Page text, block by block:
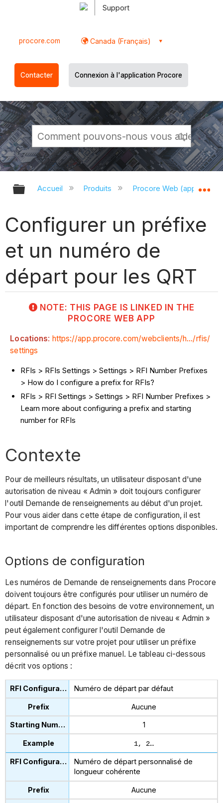
Support
procore.com Canada (Français)
Contacter Connexion à l'application Procore
Développer/réduire la hiérarchie
Accueil Produits Procore Web
Configurer un préfixe
et un numéro de
départ pour les QRT
NOTE: THIS PAGE IS LINKED IN THE
PROCORE WEB APP
Locations: https://app.procore.com/webclients/h.../rfis/
settings
RFIs > RFIs Settings > Settings > RFI Number Prefixes
> How do I configure a prefix for RFIs?
RFIs > RFI Settings > Settings > RFI Number Prefixes >
Learn more about configuring a prefix and starting
number for RFIs
Contexte
Pour de meilleurs résultats, un utilisateur disposant d'une
autorisation de niveau « Admin » doit toujours configurer
l'outil Demande de renseignements au début d'un projet.
Pour vous aider dans cette étape de configuration, il est
important de comprendre les différentes options disponibles.
Options de configuration
Les numéros de Demande de renseignements dans Procore
doivent toujours être configurés pour utiliser un numéro de
départ. En fonction des besoins de votre environnement, un
utilisateur disposant d'une autorisation de niveau « Admin »
peut également configurer l'outil Demande de
renseignements sur votre projet pour utiliser un préfixe
personnalisé ou un préfixe manuel. Le tableau ci-dessous
décrit vos options :
Numéro de départ par défaut
Aucune
1
1, 2…
Numéro de départ personnalisé de
longueur cohérente
Aucune